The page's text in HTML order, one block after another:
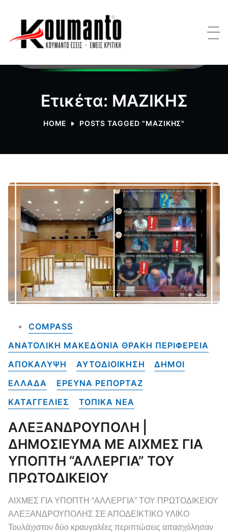
Ετικέτα: ΜΑΖΙΚΗΣ
HOME POSTS TAGGED "ΜΑΖΙΚΗΣ"
COMPASS
ΑΝΑΤΟΛΙΚΗ ΜΑΚΕΔΟΝΙΑ ΘΡΑΚΗ ΠΕΡΙΦΕΡΕΙΑ
ΑΠΟΚΑΛΥΨΗ
ΑΥΤΟΔΙΟΙΚΗΣΗ
ΔΗΜΟΙ
ΕΛΛΑΔΑ
ΕΡΕΥΝΑ ΡΕΠΟΡΤΑΖ
ΚΑΤΑΓΓΕΛΙΕΣ
ΤΟΠΙΚΑ NEA
ΑΛΕΞΑΝΔΡΟΥΠΟΛΗ |
ΔΗΜΟΣΙΕΥΜΑ ΜΕ ΑΙΧΜΕΣ ΓΙΑ
ΥΠΟΠΤΗ “ΑΛΛΕΡΓΙΑ” ΤΟΥ
ΠΡΩΤΟΔΙΚΕΙΟΥ
ΑΙΧΜΕΣ ΓΙΑ ΥΠΟΠΤΗ “ΑΛΛΕΡΓΙΑ” ΤΟΥ ΠΡΩΤΟΔΙΚΕΙΟΥ
ΑΛΕΞΑΝΔΡΟΥΠΟΛΗΣ ΣΕ ΑΠΟΔΕΙΚΤΙΚΟ ΥΛΙΚΟ
Τουλάχιστον δύο κραυγαλέες περιπτώσεις απασχόλησαν